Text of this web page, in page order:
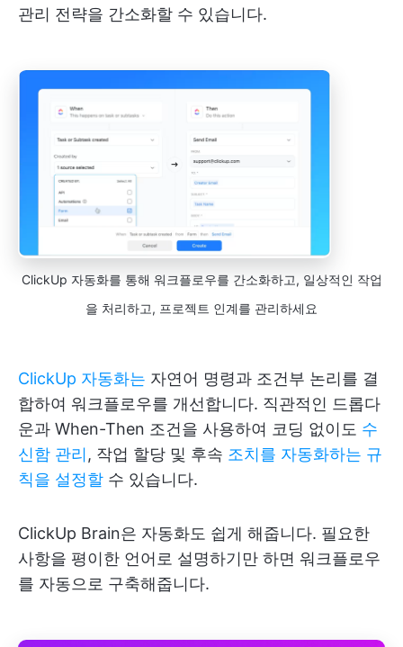
관리 전략을 간소화할 수 있습니다.
ClickUp 자동화를 통해 워크플로우를 간소화하고, 일상적인 작업
을 처리하고, 프로젝트 인계를 관리하세요
ClickUp 자동화는 자연어 명령과 조건부 논리를 결
합하여 워크플로우를 개선합니다. 직관적인 드롭다
운과 When-Then 조건을 사용하여 코딩 없이도 수
신함 관리 , 작업 할당 및 후속 조치를 자동화하는 규
칙을 설정할 수 있습니다.
ClickUp Brain은 자동화도 쉽게 해줍니다. 필요한
사항을 평이한 언어로 설명하기만 하면 워크플로우
를 자동으로 구축해줍니다.